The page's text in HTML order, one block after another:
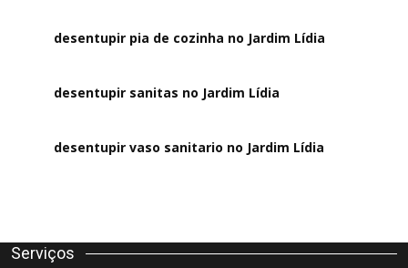
desentupir pia de cozinha no Jardim Lídia
desentupir sanitas no Jardim Lídia
desentupir vaso sanitario no Jardim Lídia
Serviços